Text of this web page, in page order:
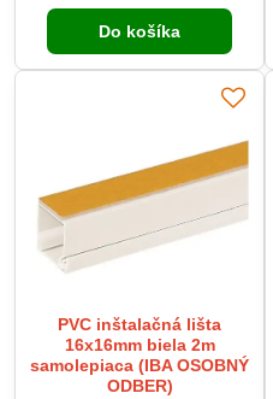
Do košíka
PVC inštalačná lišta
16x16mm biela 2m
samolepiaca (IBA OSOBNÝ
ODBER)